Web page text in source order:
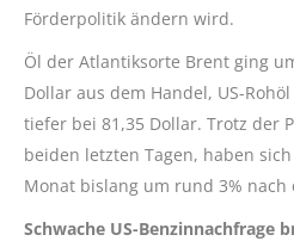
Förderpolitik ändern wird.
Öl der Atlantiksorte Brent ging
Dollar aus dem Handel, US-
tiefer bei 81,35 Dollar. Trotz der
beiden letzten Tagen, haben
Monat bislang um rund 3% nach
Schwache US-Benzinnachfrage